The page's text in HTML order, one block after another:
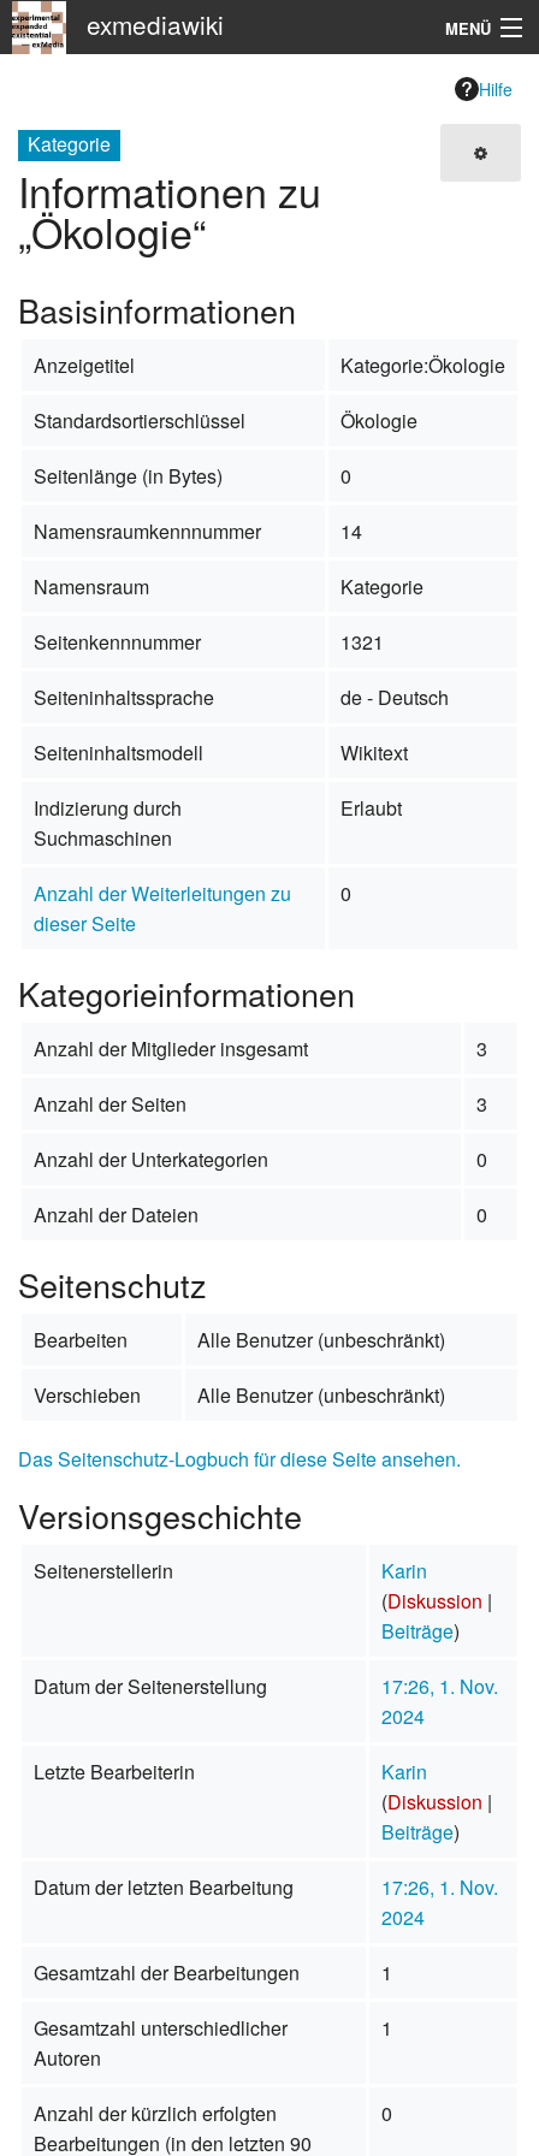
exmediawiki MENÜ
KHM
Suche
Hilfe
Kategorie
Informationen zu
„Ökologie“
Basisinformationen
Anzeigetitel
Kategorie:Ökologie
Standardsortierschlüssel
Ökologie
Seitenlänge (in Bytes)
0
Namensraumkennnummer
14
Namensraum
Kategorie
Seitenkennnummer
1321
Seiteninhaltssprache
de - Deutsch
Seiteninhaltsmodell
Wikitext
Indizierung durch
Suchmaschinen
Erlaubt
Anzahl der Weiterleitungen zu
dieser Seite
0
Kategorieinformationen
Anzahl der Mitglieder insgesamt
3
Anzahl der Seiten
3
Anzahl der Unterkategorien
0
Anzahl der Dateien
0
Seitenschutz
Bearbeiten
Alle Benutzer (unbeschränkt)
Verschieben
Alle Benutzer (unbeschränkt)
Das Seitenschutz-Logbuch für diese Seite ansehen.
Versionsgeschichte
Seitenerstellerin
Karin
(Diskussion |
Beiträge)
Datum der Seitenerstellung
17:26, 1. Nov.
2024
Letzte Bearbeiterin
Karin
(Diskussion |
Beiträge)
Datum der letzten Bearbeitung
17:26, 1. Nov.
2024
Gesamtzahl der Bearbeitungen
1
Gesamtzahl unterschiedlicher
Autoren
1
Anzahl der kürzlich erfolgten
Bearbeitungen (in den letzten 90
0